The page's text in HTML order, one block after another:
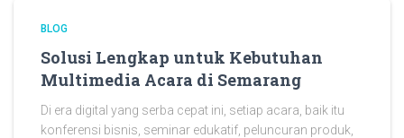
BLOG
Solusi Lengkap untuk Kebutuhan
Multimedia Acara di Semarang
Di era digital yang serba cepat ini, setiap acara, baik itu
konferensi bisnis, seminar edukatif, peluncuran produk,